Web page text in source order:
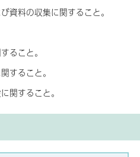
資料の収集に関すること。
ること。
すること。
関すること。